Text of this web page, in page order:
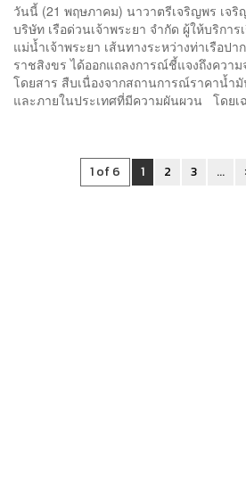
วันนี้ (21 พฤษภาคม) นาวาตรีเจริญพร เจริ
บริษัท เรือด่วนเจ้าพระยา จำกัด ผู้ให้บริกา
แม่น้ำเจ้าพระยา เส้นทางระหว่างท่าเรือปา
ราชสิงขร ได้ออกแถลงการณ์ชี้แจงถึงควา
โดยสาร สืบเนื่องจากสถานการณ์ราคาน้ำ
และภายในประเทศที่มีความผันผวน โดยเ
1 of 6 1 2 3 ...